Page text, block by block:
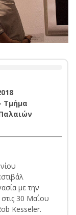
Τμήμα
με την
30 Μαΐου
Kesseler.